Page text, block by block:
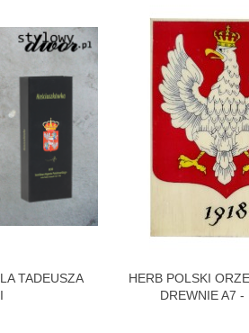
TADEUSZA
HERB POLSKI
DREWNIE A7 -